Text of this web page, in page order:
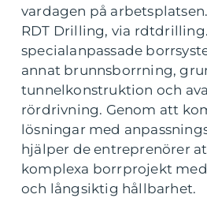
vardagen på
RDT Drilling, via
specialanpassade
annat brunnsborrning,
tunnelkonstruktion och
rördrivning. Genom att
lösningar med
hjälper de entreprenörer
komplexa borrprojekt
och långsiktig hållbarhet.